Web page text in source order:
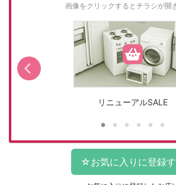
画像をクリックするとチラシが開
リニューアルSALE